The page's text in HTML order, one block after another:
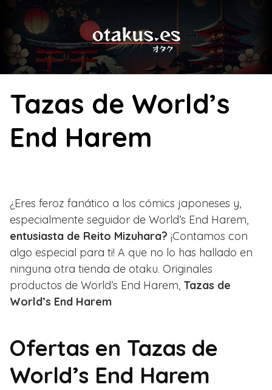
content
Tazas de World’s
End Harem
¿Eres feroz fanático a los cómics japoneses y,
especialmente seguidor de World’s End Harem,
entusiasta de Reito Mizuhara? ¡Contamos con
algo especial para ti! A que no lo has hallado en
ninguna otra tienda de otaku. Originales
productos de World’s End Harem, Tazas de
World’s End Harem
Ofertas en Tazas de
World’s End Harem